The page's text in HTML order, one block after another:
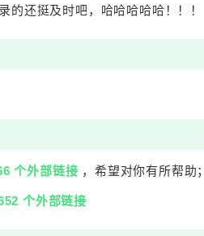
的还挺及时吧，哈哈哈哈哈！！！
个外部链接 ，希望对你有所帮助；
个外部链接